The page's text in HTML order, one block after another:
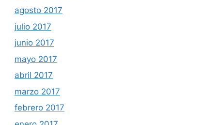
agosto 2017
julio 2017
junio 2017
mayo 2017
abril 2017
marzo 2017
febrero 2017